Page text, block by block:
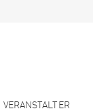
VERANSTALTER